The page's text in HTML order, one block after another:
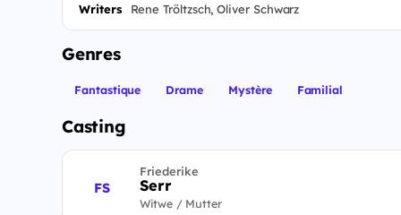
Writers Rene Tröltzsch, Oliver Schwarz
Genres
Fantastique Drame Mystère Familial
Casting
FS
Friederike
Serr
Witwe / Mutter